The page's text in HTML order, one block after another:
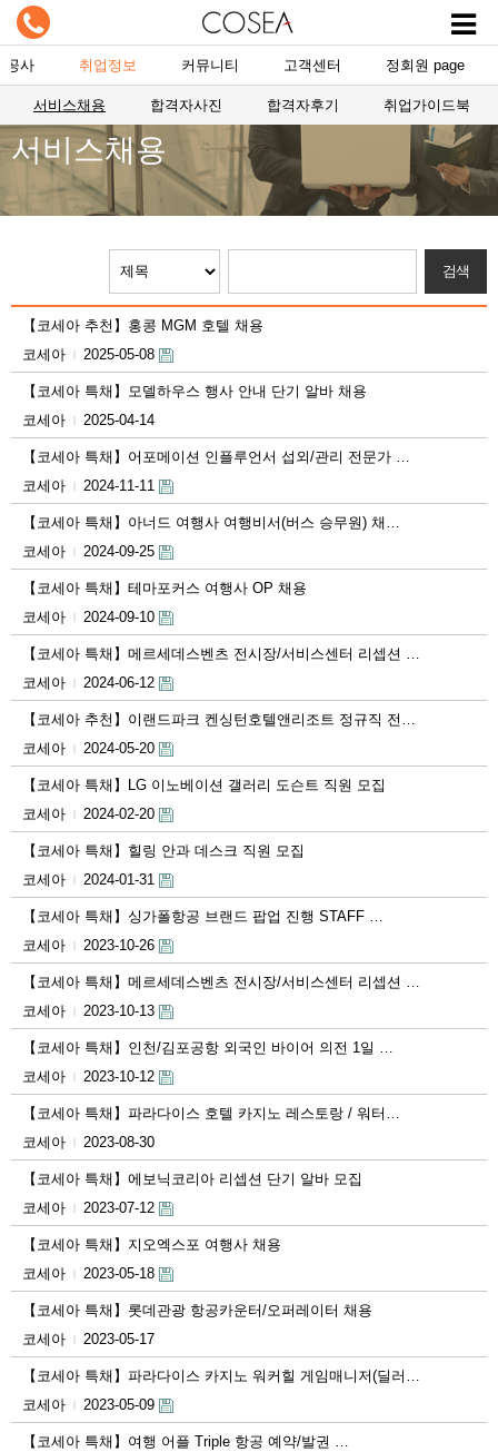
공사 취업정보 커뮤니티 고객센터 정회원 page
서비스채용 합격자사진 합격자후기 취업가이드북
서비스채용
【코세아 추천】홍콩 MGM 호텔 채용
코세아
2025-05-08
【코세아 특채】모델하우스 행사 안내 단기 알바 채용
코세아
2025-04-14
【코세아 특채】어포메이션 인플루언서 섭외/관리 전문가 …
코세아
2024-11-11
【코세아 특채】아너드 여행사 여행비서(버스 승무원) 채…
코세아
2024-09-25
【코세아 특채】테마포커스 여행사 OP 채용
코세아
2024-09-10
【코세아 특채】메르세데스벤츠 전시장/서비스센터 리셉션 …
코세아
2024-06-12
【코세아 추천】이랜드파크 켄싱턴호텔앤리조트 정규직 전환…
코세아
2024-05-20
【코세아 특채】LG 이노베이션 갤러리 도슨트 직원 모집
코세아
2024-02-20
【코세아 특채】힐링 안과 데스크 직원 모집
코세아
2024-01-31
【코세아 특채】싱가폴항공 브랜드 팝업 진행 STAFF …
코세아
2023-10-26
【코세아 특채】메르세데스벤츠 전시장/서비스센터 리셉션 …
코세아
2023-10-13
【코세아 특채】인천/김포공항 외국인 바이어 의전 1일 …
코세아
2023-10-12
【코세아 특채】파라다이스 호텔 카지노 레스토랑 / 워터…
코세아
2023-08-30
【코세아 특채】에보닉코리아 리셉션 단기 알바 모집
코세아
2023-07-12
【코세아 특채】지오엑스포 여행사 채용
코세아
2023-05-18
【코세아 특채】롯데관광 항공카운터/오퍼레이터 채용
코세아
2023-05-17
【코세아 특채】파라다이스 카지노 워커힐 게임매니저(딜러…
코세아
2023-05-09
【코세아 특채】여행 어플 Triple 항공 예약/발권 …